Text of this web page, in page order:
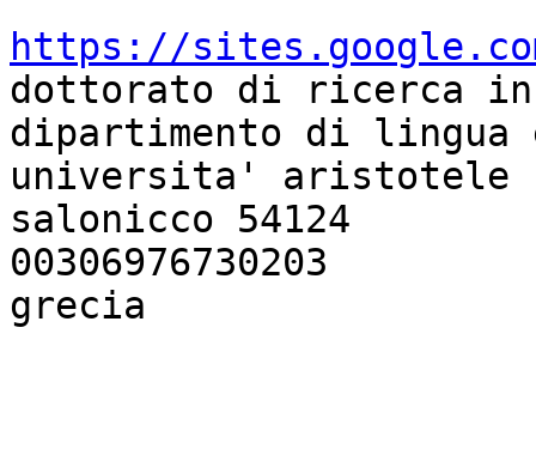
https://
dottorato di ricerca
dipartimento di
universita' aristotele
salonicco 54124
00306976730203
grecia